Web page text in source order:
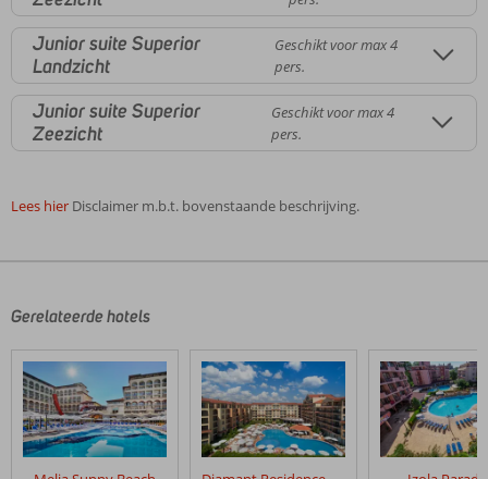
Junior suite Superior
Landzicht
Geschikt voor max 4
pers.
Junior suite Superior
Zeezicht
Geschikt voor max 4
pers.
Lees hier Disclaimer m.b.t. bovenstaande beschrijving.
door
klanten
geschreven
na
hun
verblijf
Gerelateerde hotels